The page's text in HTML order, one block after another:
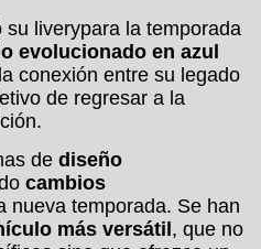
liverypara la temporada
evolucionado en azul
conexión entre su legado
de regresar a la
de diseño
cambios
nueva temporada. Se han
más versátil, que no